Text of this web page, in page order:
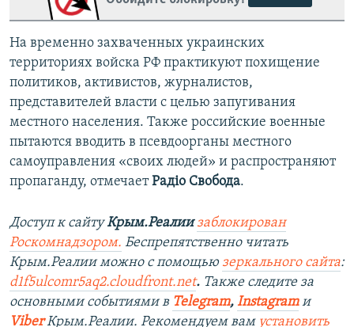
На временно захваченных украинских
территориях войска РФ практикуют похищение
политиков, активистов, журналистов,
представителей власти с целью запугивания
местного населения. Также российские военные
пытаются вводить в псевдоорганы местного
самоуправления «своих людей» и распространяют
пропаганду, отмечаетРадіо Свобода.
Доступ к сайтуКрым.Реалии заблокирован
Роскомнадзором. Беспрепятственно читать
Крым.Реалии можно с помощью зеркального сайта:
d1f5ulcomr5aq2.cloudfront.net. Также следите за
основными событиями в Telegram, Instagramи
ViberКрым.Реалии. Рекомендуем вам установить